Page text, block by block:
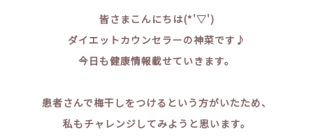
皆さまこんにちは(*'▽')
ダイエットカウンセラーの神菜です♪
今日も健康情報載せていきます。
患者さんで梅干しをつけるという方がいたため、
私もチャレンジしてみようと思います。